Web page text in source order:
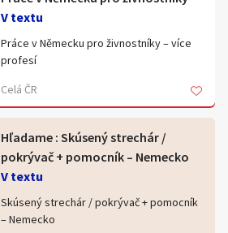
Nabízíme nástupní bonus a měsíční
svoje zaměstnání a tímto si pouze
přivydělat.
Životopisy prosím zasílejte do e-mailu
V textu
Práce v Německu pro živnostníky – více
profesí
Stavební společnost Bausbau hledá
zkušené živnostníky na dlouhodobé
projekty v Německu.
Momentálně obsazujeme tyto pozice:
* Zedník / betonář
* Obkladač + pomocník
Celá ČR
Hľadame : Skúsený strechár /
pokrývač + pomocník – Nemecko
V textu
Skúsený strechár / pokrývač + pomocník
– Nemecko